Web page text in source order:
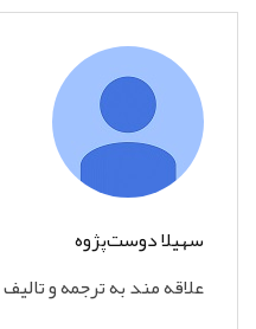
سهیلا دوست‌پژوه
علاقه مند به ترجمه و